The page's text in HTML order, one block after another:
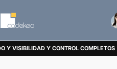
Y VISIBILIDAD Y CONTROL COMPLETOS